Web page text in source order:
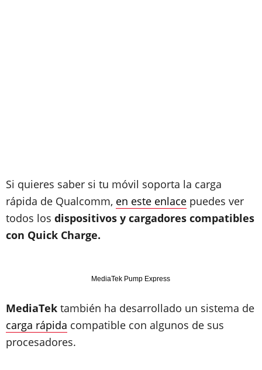
Si quieres saber si tu móvil soporta la carga
rápida de Qualcomm, en este enlace puedes ver
todos los dispositivos y cargadores compatibles
con Quick Charge.
MediaTek Pump Express
MediaTek también ha desarrollado un sistema de
carga rápida compatible con algunos de sus
procesadores.